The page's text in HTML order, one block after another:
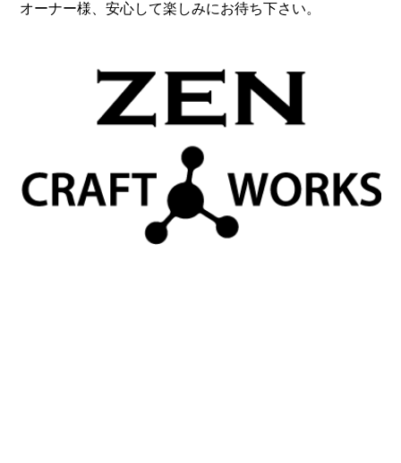
オーナー様、安心して楽しみにお待ち下さい。